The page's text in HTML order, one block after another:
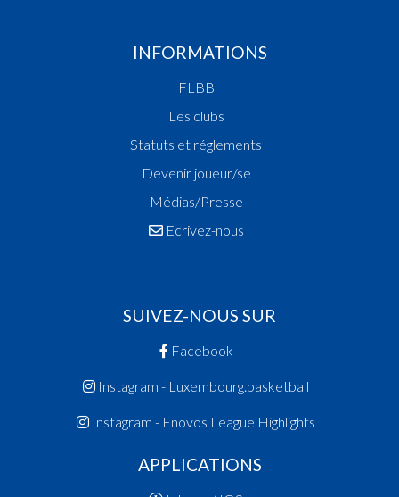
INFORMATIONS
FLBB
Les clubs
Statuts et réglements
Devenir joueur/se
Médias/Presse
Ecrivez-nous
SUIVEZ-NOUS SUR
Facebook
Instagram - Luxembourg.basketball
Instagram - Enovos League Highlights
APPLICATIONS